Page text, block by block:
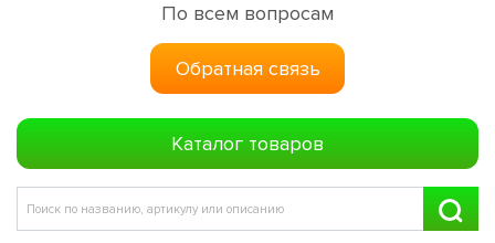
По всем вопросам
Обратная связь
Каталог товаров